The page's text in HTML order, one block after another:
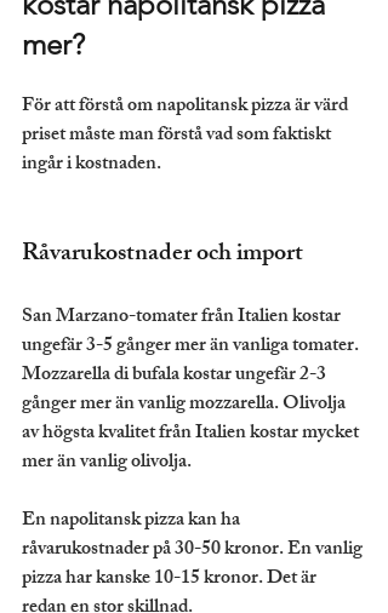
mer?
För att förstå om napolitansk pizza är värd
priset måste man förstå vad som faktiskt
ingår i kostnaden.
Råvarukostnader och import
San Marzano-tomater från Italien kostar
ungefär 3-5 gånger mer än vanliga tomater.
Mozzarella di bufala kostar ungefär 2-3
gånger mer än vanlig mozzarella. Olivolja
av högsta kvalitet från Italien kostar mycket
mer än vanlig olivolja.
En napolitansk pizza kan ha
råvarukostnader på 30-50 kronor. En vanlig
pizza har kanske 10-15 kronor. Det är